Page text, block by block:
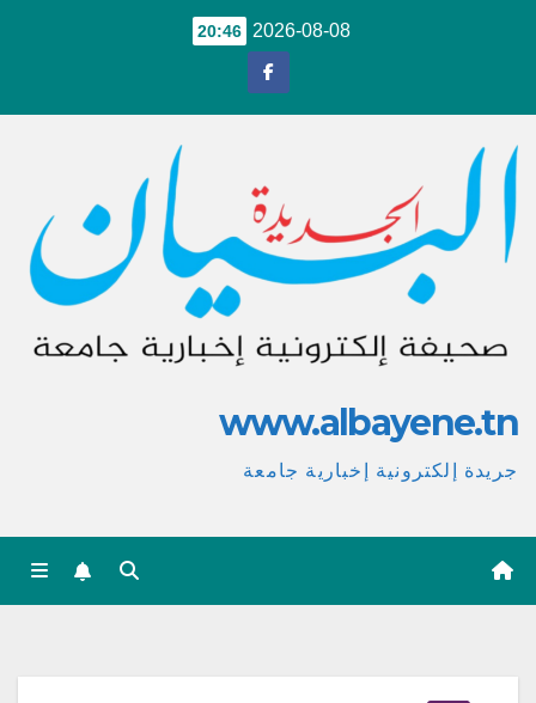
2026-08-08
20:46
www.albayene.tn
جريدة إلكترونية إخبارية جامعة